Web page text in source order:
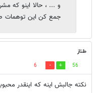
و ... ، حالا اینو که
جمع کن این توهمات
طناز
56
6
نكته جالبش اينه كه اينقدر